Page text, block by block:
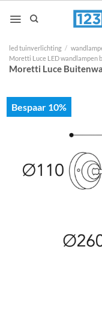
naar
led tuinverlichting /
Moretti Luce LED wandlampen
Moretti Luce
Bespaar 10%